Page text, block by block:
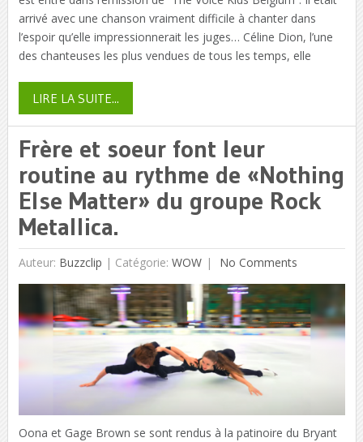
arrivé avec une chanson vraiment difficile à chanter dans
l’espoir qu’elle impressionnerait les juges… Céline Dion, l’une
des chanteuses les plus vendues de tous les temps, elle
LIRE LA SUITE...
Frère et soeur font leur
routine au rythme de «Nothing
Else Matter» du groupe Rock
Metallica.
Auteur: Buzzclip | Catégorie: WOW No Comments
Oona et Gage Brown se sont rendus à la patinoire du Bryant